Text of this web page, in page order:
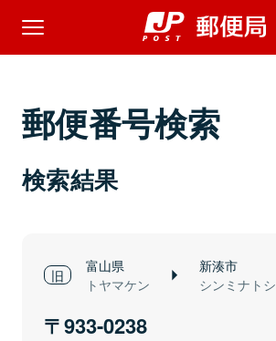
郵便番号検索
検索結果
富山県
トヤマケン
新湊市
シンミナトシ
933-0238